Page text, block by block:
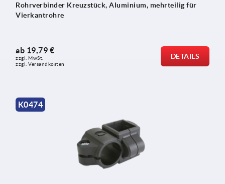
Rohrverbinder Kreuzstück, Aluminium, mehrteilig für
Vierkantrohre
ab 19,79 €
zzgl. MwSt.
zzgl. Versandkosten
DETAILS
K0474